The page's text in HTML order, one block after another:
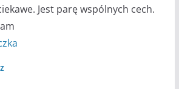
Jest parę wspólnych cech.